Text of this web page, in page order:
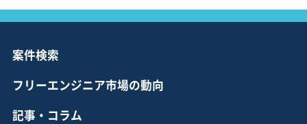
案件検索
フリーエンジニア市場の動向
記事・コラム